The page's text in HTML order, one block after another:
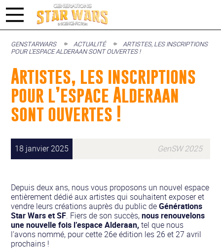
GENSTARWARS ACTUALITÉ
ARTISTES, LES INSCRIPTIONS
POUR L’ESPACE ALDERAAN SONT OUVERTES !
Artistes, les inscriptions
pour l’espace Alderaan
sont ouvertes !
18 janvier 2025 GenSW 2025
Depuis deux ans, nous vous proposons un nouvel espace
entièrement dédié aux artistes qui souhaitent exposer et
vendre leurs créations auprès du public deGénérations
Star Wars et SF. Fiers de son succès,nous renouvelons
une nouvelle fois l’espace Alderaan, tel que nous
l’avons nommé, pour cette 26e édition les 26 et 27 avril
prochains !